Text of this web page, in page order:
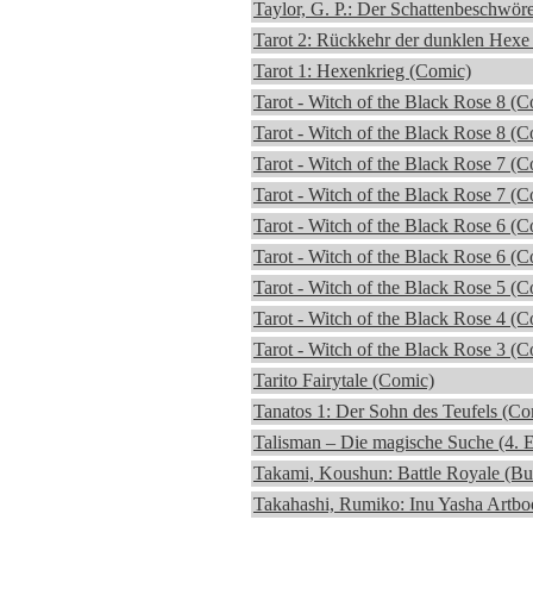
Taylor, G. P.: Der
Tarot 2: Rückkehr der dunklen
Tarot 1: Hexenkrieg (Comic)
Tarot - Witch of the Black Rose 8
Tarot - Witch of the Black Rose 8
Tarot - Witch of the Black Rose 7
Tarot - Witch of the Black Rose 7
Tarot - Witch of the Black Rose 6
Tarot - Witch of the Black Rose 6
Tarot - Witch of the Black Rose 5
Tarot - Witch of the Black Rose 4
Tarot - Witch of the Black Rose 3
Tarito Fairytale (Comic)
Tanatos 1: Der Sohn des Teufels
Talisman – Die magische Suche (4.
Takami, Koushun: Battle Royale
Takahashi, Rumiko: Inu Yasha